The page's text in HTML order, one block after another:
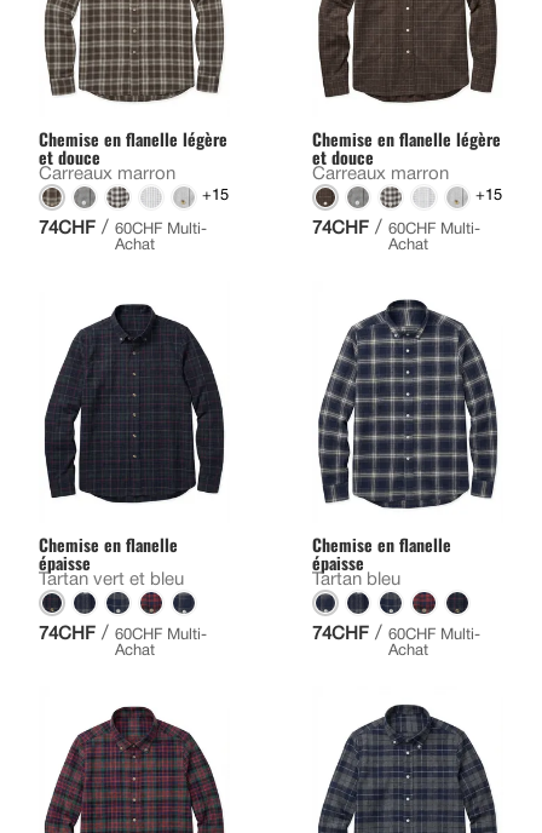
Chemise en flanelle légère
et douce
Carreaux marron
+15
74CHF / 60CHF Multi-
Achat
Chemise en flanelle légère
et douce
Carreaux marron
+15
74CHF / 60CHF Multi-
Achat
Chemise en flanelle
épaisse
Tartan vert et bleu
74CHF / 60CHF Multi-
Achat
Chemise en flanelle
épaisse
Tartan bleu
74CHF / 60CHF Multi-
Achat